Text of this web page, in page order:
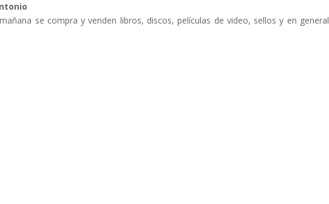
se compra y venden libros, discos, películas de video, sellos y en general